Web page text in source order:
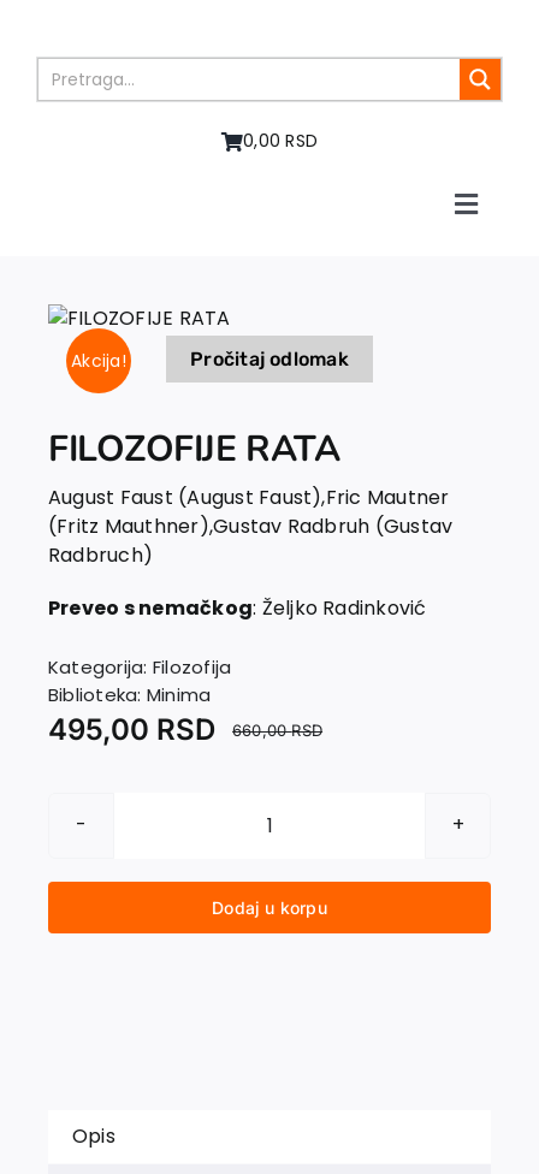
content
0,00 RSD
Toggle
Knjige
U pripremi
Autori
EU PROJEKTI
Kontakt
Akcija! Pročitaj odlomak
FILOZOFIJE RATA
August Faust (August Faust),Fric Mautner
(Fritz Mauthner),Gustav Radbruh (Gustav
Radbruch)
Preveo s nemačkog: Željko Radinković
Kategorija: Filozofija
Biblioteka: Minima
660,00RSD
495,00 RSD
FILOZOFIJE
količina
Dodaj u korpu
Opis